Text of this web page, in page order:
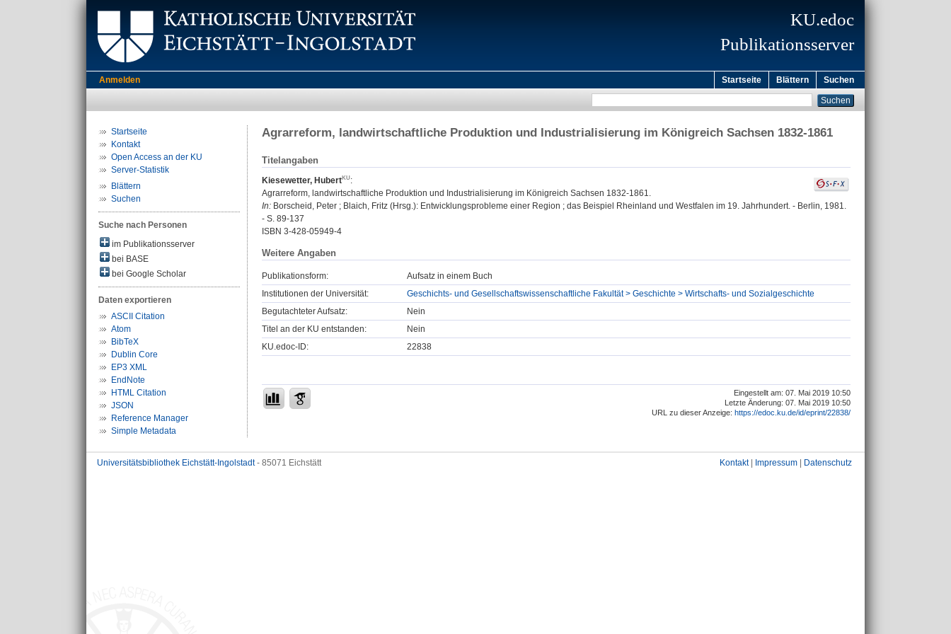
KU.edoc
Publikationsserver
Anmelden Startseite Blättern Suchen
Startseite
Kontakt
Open Access an der KU
Server-Statistik
Blättern
Suchen
Suche nach Personen
im Publikationsserver
bei BASE
bei Google Scholar
Daten exportieren
ASCII Citation
Atom
BibTeX
Dublin Core
EP3 XML
EndNote
HTML Citation
JSON
Reference Manager
Simple Metadata
Agrarreform, landwirtschaftliche Produktion und Industrialisierung im Königreich Sachsen 1832-1861
Titelangaben
Kiesewetter, Hubert
:
Agrarreform, landwirtschaftliche Produktion und Industrialisierung im Königreich Sachsen 1832-1861.
In: Borscheid, Peter ; Blaich, Fritz (Hrsg.): Entwicklungsprobleme einer Region ; das Beispiel Rheinland und Westfalen im 19. Jahrhundert. - Berlin, 1981.
- S. 89-137
ISBN 3-428-05949-4
Weitere Angaben
Publikationsform:
Aufsatz in einem Buch
Institutionen der Universität:
Geschichts- und Gesellschaftswissenschaftliche Fakultät > Geschichte > Wirtschafts- und Sozialgeschichte
Begutachteter Aufsatz:
Nein
Titel an der KU entstanden:
Nein
KU.edoc-ID:
22838
Eingestellt am: 07. Mai 2019 10:50
Letzte Änderung: 07. Mai 2019 10:50
URL zu dieser Anzeige: https://edoc.ku.de/id/eprint/22838/
Universitätsbibliothek Eichstätt-Ingolstadt- 85071 Eichstätt Kontakt| Impressum Datenschutz